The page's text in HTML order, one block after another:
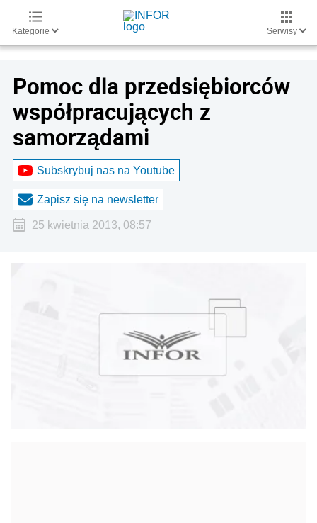
Kategorie Serwisy
Pomoc dla przedsiębiorców
współpracujących z
samorządami
Subskrybuj nas na Youtube
Zapisz się na newsletter
25 kwietnia 2013, 08:57